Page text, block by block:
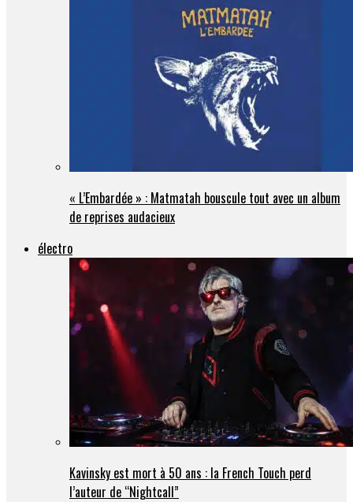
« L’Embardée » : Matmatah bouscule tout avec un album
de reprises audacieux
électro
Kavinsky est mort à 50 ans : la French Touch perd
l’auteur de “Nightcall”